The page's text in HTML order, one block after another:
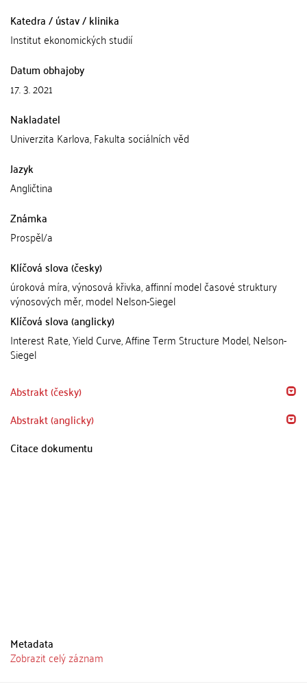
Katedra / ústav / klinika
Institut ekonomických studií
Datum obhajoby
17. 3. 2021
Nakladatel
Univerzita Karlova, Fakulta sociálních věd
Jazyk
Angličtina
Známka
Prospěl/a
Klíčová slova (česky)
úroková míra, výnosová křivka, affinní model časové struktury
výnosových měr, model Nelson-Siegel
Klíčová slova (anglicky)
Interest Rate, Yield Curve, Affine Term Structure Model, Nelson-
Siegel
Abstrakt (česky)
Abstrakt (anglicky)
Citace dokumentu
Metadata
Zobrazit celý záznam